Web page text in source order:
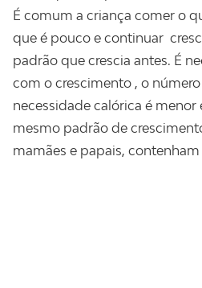
É comum a criança comer o
que é pouco e continuar
padrão que crescia antes. É
com o crescimento , o
necessidade calórica é
mesmo padrão de
mamães e papais, contenham